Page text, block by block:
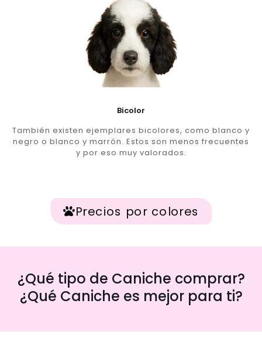
Bicolor
También existen ejemplares bicolores, como blanco y
negro o blanco y marrón. Estos son menos frecuentes
y por eso muy valorados.
Precios por colores
¿Qué tipo de Caniche comprar?
¿Qué Caniche es mejor para ti?